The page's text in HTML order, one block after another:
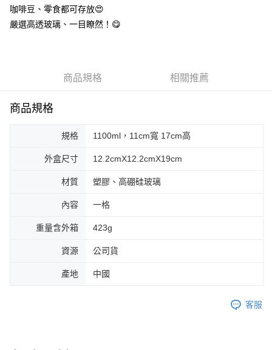
便利好安心！
１．簡單：不需註冊會員、不需綁卡、不需儲值。
２．便利：只要手機號碼，簡訊認證，即可結帳。
結帳頁面，進行簡訊認證並確認金額後，即可完成結帳。
３．收到繳費通知簡訊後14天內，點擊此簡訊中的連結，可透過四大超商／
ATM／網路銀行／等多元方式進行付款，方視為交易完成。
購買商品的店家。未經商家同意取消之訂單仍視為有效，需透過AFTEE先享
※ 交易是否成功請以「AFTEE先享後付 」之結帳頁面顯示為準，若有關於
客戶支援中心」https://netprotections.freshdesk.com/support/home
易，需依本服務之必要範圍內提供個人資料，並將交易相關給付款項請求債
權轉讓予恩沛科技股份有限公司。
２．關於個人資料處理事宜，請瀏覽以下網址：
https://aftee.tw/terms/#terms3
「AFTEE先享後付」，若未經同意申辦者引起之損失，本公司不負相關責
４．使用「AFTEE先享後付」時，將依據個別帳號之用戶狀況，依本公司即
時審查核予不同之上限額度；若仍有額度不足之情形，本公司將視審查結果
運送方式
付款後全家取貨
每筆NT$60，滿NT$399(含以上)免運費
付款後7-11取貨
咖啡豆、零食都可存放😍
嚴選高透玻璃、一目瞭然！😋
商品規格 相關推薦
商品規格
規格 1100ml，11cm寬 17cm高
外盒尺寸 12.2cmX12.2cmX19cm
材質 塑膠、高硼硅玻璃
內容 一格
重量含外箱 423g
資源 公司貨
產地 中國
客服